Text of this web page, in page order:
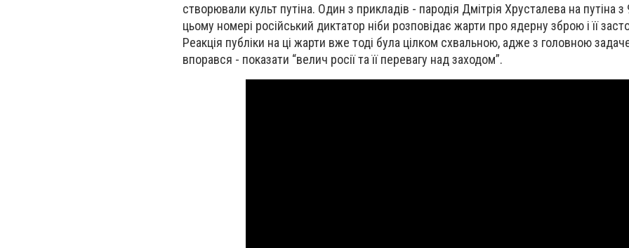
створювали культ путіна. Один з прикладів - пародія Дмітрія Хрусталева на путіна з
цьому номері російський диктатор ніби розповідає жарти про ядерну зброю і її
Реакція публіки на ці жарти вже тоді була цілком схвальною, адже з головною
впорався - показати “велич росії та її перевагу над заходом”.